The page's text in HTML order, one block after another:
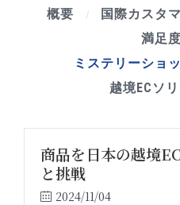
概要 / 国際カスタ
満足
ミステリーショ
越境ECソ
商品を日本の越境
と挑戦
2024/11/04